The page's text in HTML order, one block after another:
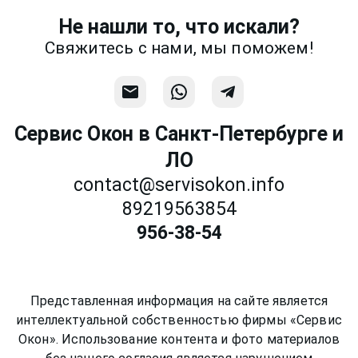
Связаться
Не нашли то, что искали?
Свяжитесь с нами, мы поможем!
Сервис Окон в Санкт-Петербурге и
ЛО
contact@servisokon.info
89219563854
956-38-54
Представленная информация на сайте является
интеллектуальной собственностью фирмы «Сервис
Окон». Использование контента и фото материалов